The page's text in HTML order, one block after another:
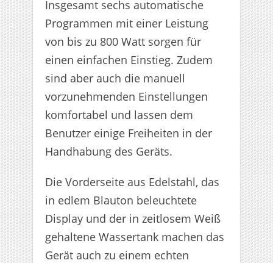
Insgesamt sechs automatische
Programmen mit einer Leistung
von bis zu 800 Watt sorgen für
einen einfachen Einstieg. Zudem
sind aber auch die manuell
vorzunehmenden Einstellungen
komfortabel und lassen dem
Benutzer einige Freiheiten in der
Handhabung des Geräts.
Die Vorderseite aus Edelstahl, das
in edlem Blauton beleuchtete
Display und der in zeitlosem Weiß
gehaltene Wassertank machen das
Gerät auch zu einem echten